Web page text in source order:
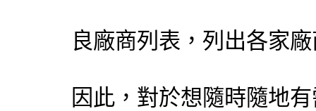
良廠商列表，列出各家
因此，對於想隨時隨地